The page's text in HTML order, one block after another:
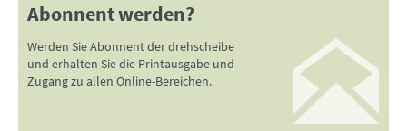
Abonnent werden?
Werden Sie Abonnent der drehscheibe
und erhalten Sie die Printausgabe und
Zugang zu allen Online-Bereichen.